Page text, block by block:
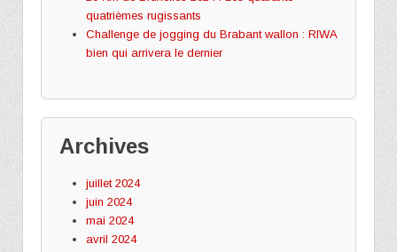
quatrièmes rugissants
Challenge de jogging du Brabant wallon : RIWA
bien qui arrivera le dernier
Archives
juillet 2024
juin 2024
mai 2024
avril 2024